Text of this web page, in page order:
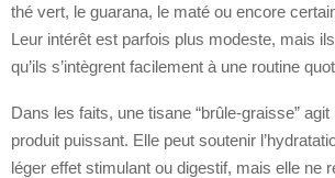
thé vert, le guarana, le maté ou encore
Leur intérêt est parfois plus modeste, mais
qu’ils s’intègrent facilement à une routine
Dans les faits, une tisane “brûle-graisse”
produit puissant. Elle peut soutenir
léger effet stimulant ou digestif, mais elle ne